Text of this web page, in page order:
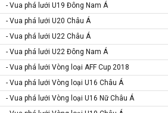
- Vua phá lưới U19 Đông Nam Á
- Vua phá lưới U20 Châu Á
- Vua phá lưới U22 Châu Á
- Vua phá lưới U22 Đông Nam Á
- Vua phá lưới Vòng loại AFF Cup 2018
- Vua phá lưới Vòng loại U16 Châu Á
- Vua phá lưới Vòng loại U16 Nữ Châu Á